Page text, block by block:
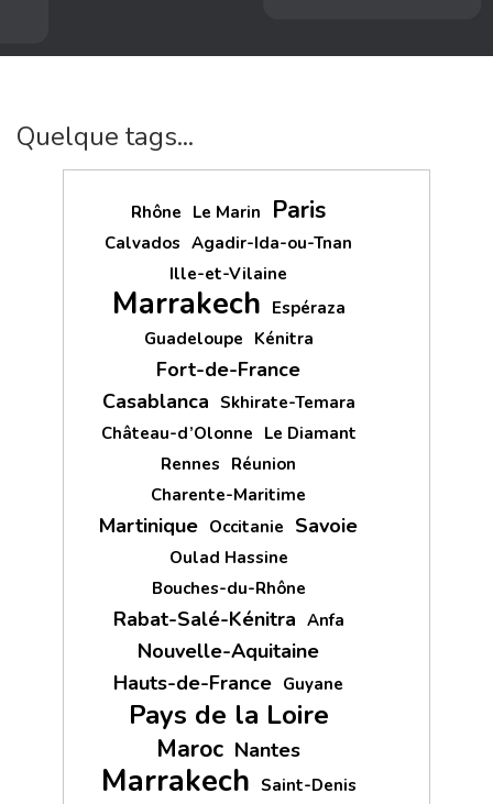
Quelque tags...
Rhône Le Marin Paris
Calvados Agadir-Ida-ou-Tnan
Ille-et-Vilaine
Marrakech Espéraza
Guadeloupe Kénitra
Fort-de-France
Casablanca Skhirate-Temara
Château-d’Olonne Le Diamant
Rennes Réunion
Charente-Maritime
Martinique Occitanie Savoie
Oulad Hassine
Bouches-du-Rhône
Rabat-Salé-Kénitra Anfa
Nouvelle-Aquitaine
Hauts-de-France Guyane
Pays de la Loire
Maroc Nantes
Marrakech Saint-Denis